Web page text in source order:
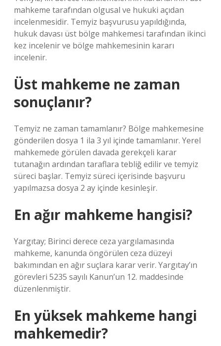
mahkeme tarafından olgusal ve hukuki açıdan
incelenmesidir. Temyiz başvurusu yapıldığında,
hukuk davası üst bölge mahkemesi tarafından ikinci
kez incelenir ve bölge mahkemesinin kararı
incelenir.
Üst mahkeme ne zaman
sonuçlanır?
Temyiz ne zaman tamamlanır? Bölge mahkemesine
gönderilen dosya 1 ila 3 yıl içinde tamamlanır. Yerel
mahkemede görülen davada gerekçeli karar
tutanağın ardından taraflara tebliğ edilir ve temyiz
süreci başlar. Temyiz süreci içerisinde başvuru
yapılmazsa dosya 2 ay içinde kesinleşir.
En ağır mahkeme hangisi?
Yargıtay; Birinci derece ceza yargılamasında
mahkeme, kanunda öngörülen ceza düzeyi
bakımından en ağır suçlara karar verir. Yargıtay’ın
görevleri 5235 sayılı Kanun’un 12. maddesinde
düzenlenmiştir.
En yüksek mahkeme hangi
mahkemedir?